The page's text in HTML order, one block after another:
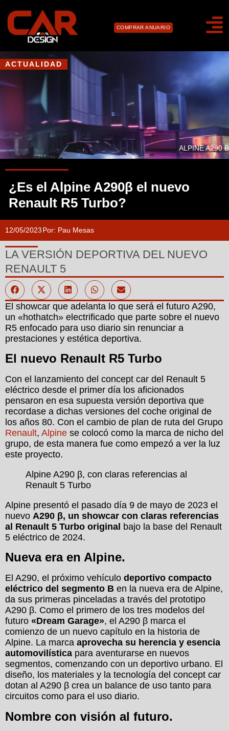
COMPRAR ANUARIO
ACTUALIDAD
ALPINE A290 B
¿Es el Alpine A290β el nuevo
Renault R5 Turbo?
12/05/2023Por: Pau Mesas
LA VERSIÓN DEPORTIVA DEL NUEVO
RENAULT 5
El showcar que adelanta lo que será el futuro A290,
un «hothatch» electrificado que parte sobre el nuevo
R5 enfocado para uso diario sin renunciar a
prestaciones y estética deportiva.
El nuevo Renault R5 Turbo
Con el lanzamiento del concept car del Renault 5
eléctrico desde el primer día los aficionados
pensaron en esa supuesta versión deportiva que
recordase a dichas versiones del coche original de
los años 80. Con el cambio de plan de ruta del Grupo
Renault, Alpine se colocó como la marca de nicho del
grupo, de esta manera fue como empezó a ver la luz
este proyecto.
Alpine A290 β, con claras referencias al
Renault 5 Turbo
Alpine presentó el pasado día 9 de mayo de 2023 el
nuevo A290 β, un showcar con claras referencias
al Renault 5 Turbo original bajo la base del Renault
5 eléctrico de 2024.
Nueva era en Alpine.
El A290, el próximo vehículo deportivo compacto
eléctrico del segmento B en la nueva era de Alpine,
da sus primeras pinceladas a través del prototipo
A290 β. Como el primero de los tres modelos del
futuro «Dream Garage», el A290 β marca el
comienzo de un nuevo capítulo en la historia de
Alpine. La marca aprovecha su herencia y esencia
automovilística para aventurarse en nuevos
segmentos, comenzando con un deportivo urbano. El
diseño, los materiales y la tecnología del concept car
dotan al A290 β crea un balance de uso tanto para
circuitos como para el uso diario.
Nombre con visión al futuro.